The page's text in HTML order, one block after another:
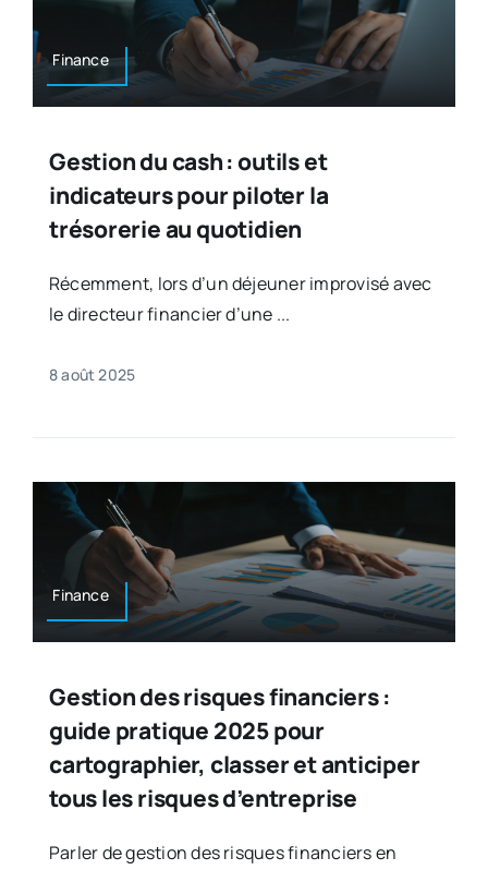
Finance
Gestion du cash : outils et
indicateurs pour piloter la
trésorerie au quotidien
Récemment, lors d’un déjeuner improvisé avec
le directeur financier d’une ...
8 août 2025
Finance
Gestion des risques financiers :
guide pratique 2025 pour
cartographier, classer et anticiper
tous les risques d’entreprise
Parler de gestion des risques financiers en